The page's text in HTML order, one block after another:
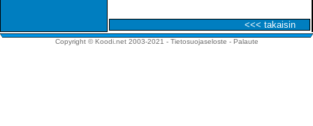
<<< takaisin
Copyright © Koodi.net 2003-2021 - Tietosuojaseloste - Palaute